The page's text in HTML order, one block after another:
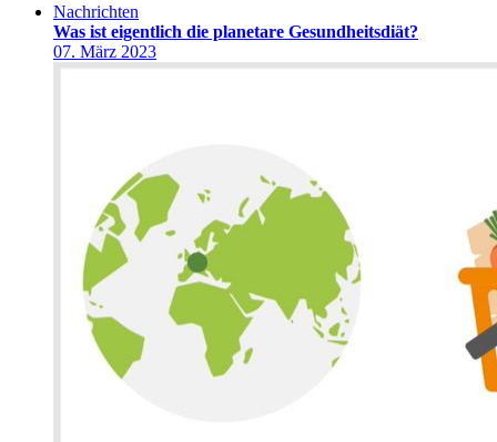
Nachrichten
Was ist eigentlich die planetare Gesundheitsdiät?
07. März 2023